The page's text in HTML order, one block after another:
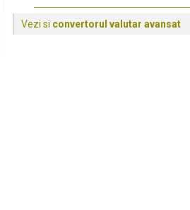
Vezi si convertorul valutar avansat